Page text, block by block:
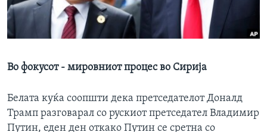
ИНТЕРВЈУА
Јазици
Во фокусот - мировниот процес во Сирија
Белата куќа соопшти дека претседателот Доналд
Трамп разговарал со рускиот претседател Владимир
Путин, еден ден откако Путин се сретна со